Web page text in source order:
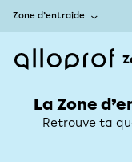
Zone d’entraide
La Zone
Retrouve ta